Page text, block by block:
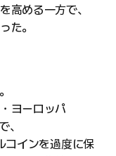
高める一方で、
た。
ヨーロッパ
、
コインを過度に保